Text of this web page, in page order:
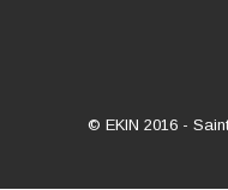
© EKIN 2016 -